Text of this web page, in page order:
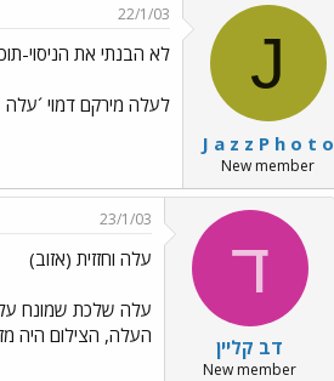
J
J a z z P h o t o
New member
22/1/03
לא הבנתי את הניסוי-
לעלה מירקם דמוי
ד
דב קליין
New member
23/1/03
עלה וחזזית (אזוב)
העלה, הצילום היה